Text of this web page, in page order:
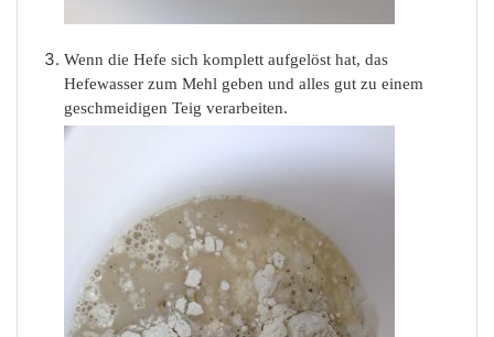
Wenn die Hefe sich komplett aufgelöst hat, das
Hefewasser zum Mehl geben und alles gut zu einem
geschmeidigen Teig verarbeiten.